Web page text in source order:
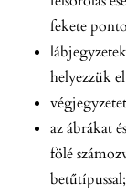
fekete
helyezzük
az ábrákat
fölé